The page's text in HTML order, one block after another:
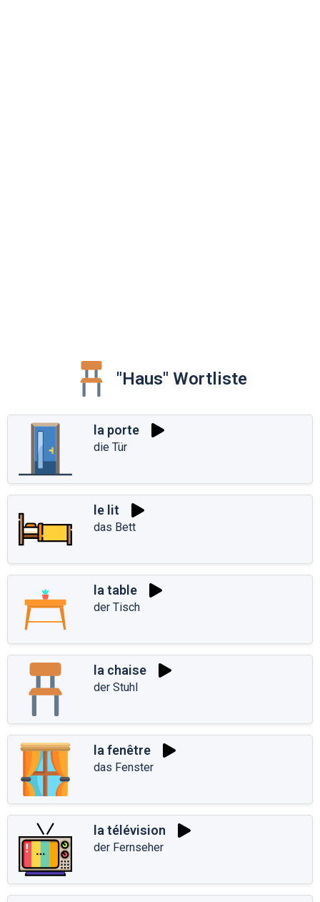
"Haus" Wortliste
la porte
die Tür
le lit
das Bett
la table
der Tisch
la chaise
der Stuhl
la fenêtre
das Fenster
la télévision
der Fernseher